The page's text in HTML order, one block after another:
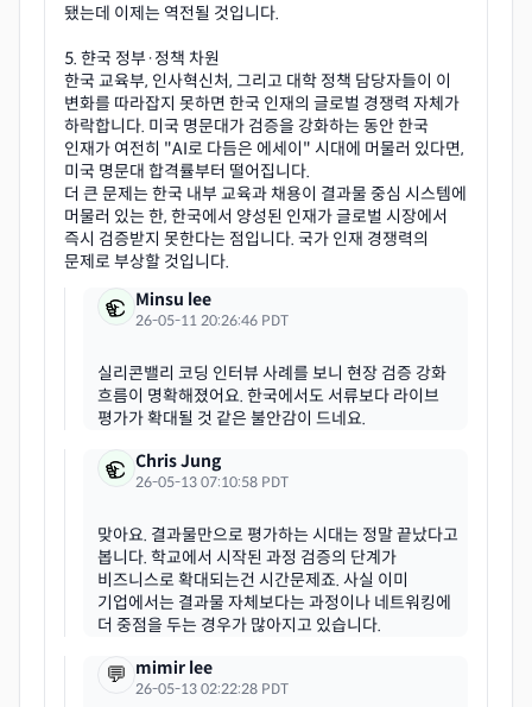
됐는데 이제는 역전될 것입니다.
5. 햔국 정부·정책 차원
한국 교육부, 인사혁신처, 그리고 대학 정책 담당자들이 이
변화를 따라잡지 못하면 한국 인재의 글로벌 경쟁력 자체가
하락합니다. 미국 명문대가 검증을 강화하는 동안 한국
인재가 여전히 "AI로 다듬은 에세이" 시대에 머물러 있다면,
미국 명문대 합격률부터 떨어집니다.
더 큰 문제는 한국 내부 교육과 채용이 결과물 중심 시스템에
머물러 있는 한, 한국에서 양성된 인재가 글로벌 시장에서
즉시 검증받지 못한다는 점입니다. 국가 인재 경쟁력의
Minsu lee
26-05-11 20:26:46 PDT
실리콘밸리 코딩 인터뷰 사례를 보니 현장 검증 강화
흐름이 명확해졌어요. 한국에서도 서류보다 라이브
Chris Jung
26-05-13 07:10:58 PDT
맞아요. 결과물만으로 평가하는 시대는 정말 끝났다고
봅니다. 학교에서 시작된 과정 검증의 단계가
비즈니스로 확대되는건 시간문제죠. 사실 이미
기업에서는 결과물 자체보다는 과정이나 네트워킹에
💬 mimir lee
26-05-13 02:22:28 PDT